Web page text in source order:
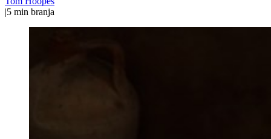
|5 min branja